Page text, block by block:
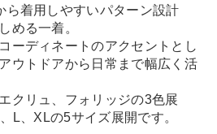
ら着用しやすいパターン設計
める一着。
ーディネートのアクセントとし
ウトドアから日常まで幅広く活
クリュ、フォリッジの3色展
L、XLの5サイズ展開です。